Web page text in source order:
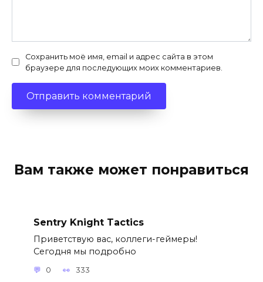
Сохранить моё имя, email и адрес сайта в этом
браузере для последующих моих комментариев.
Вам также может понравиться
Sentry Knight Tactics
Приветствую вас, коллеги-геймеры!
Сегодня мы подробно
0 333